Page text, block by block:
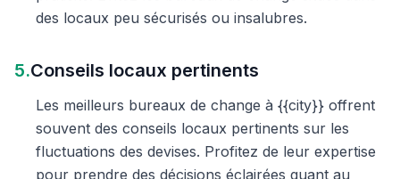
des locaux peu sécurisés ou insalubres.
5.Conseils locaux pertinents
Les meilleurs bureaux de change à {{city}} offrent
souvent des conseils locaux pertinents sur les
fluctuations des devises. Profitez de leur expertise
pour prendre des décisions éclairées quant au